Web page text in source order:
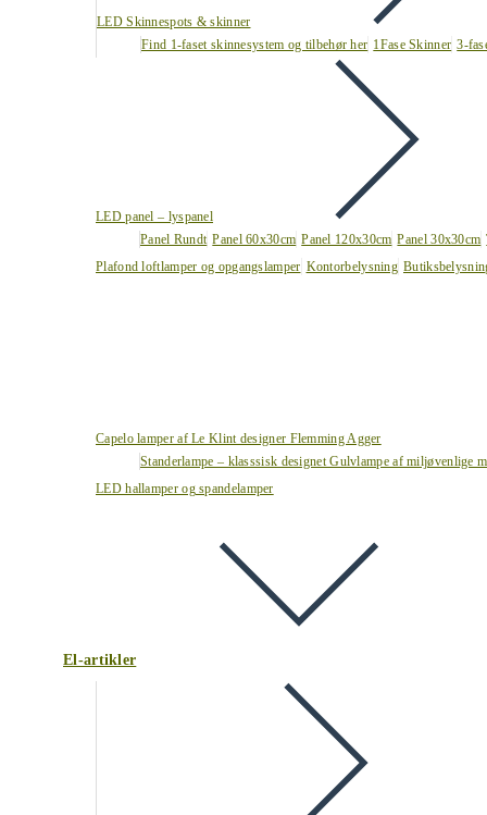
LED Skinnespots & skinner
Find 1-faset skinnesystem og tilbehør her 1Fase Skinner 3-
LED panel – lyspanel
Panel Rundt Panel 60x30cm Panel 120x30cm Panel 30x30cm
Plafond loftlamper og opgangslamper Kontorbelysning
Capelo lamper af Le Klint designer Flemming Agger
Standerlampe – klasssisk designet Gulvlampe af miljøvenlige
LED hallamper og spandelamper
El-artikler